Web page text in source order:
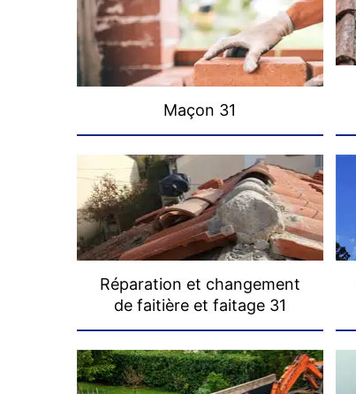
Maçon 31
Réparation et changement
de faitière et faitage 31